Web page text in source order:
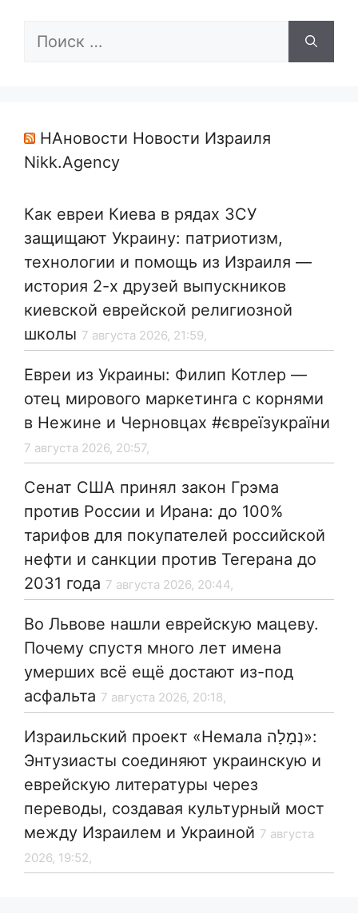
Поиск:
НАновости Новости Израиля
Nikk.Agency
Как евреи Киева в рядах ЗСУ
защищают Украину: патриотизм,
технологии и помощь из Израиля —
история 2-х друзей выпускников
киевской еврейской религиозной
школы 7 августа 2026, 21:59,
Евреи из Украины: Филип Котлер —
отец мирового маркетинга с корнями
в Нежине и Черновцах #євреїзукраїни
7 августа 2026, 20:57,
Сенат США принял закон Грэма
против России и Ирана: до 100%
тарифов для покупателей российской
нефти и санкции против Тегерана до
2031 года 7 августа 2026, 20:44,
Во Львове нашли еврейскую мацеву.
Почему спустя много лет имена
умерших всё ещё достают из-под
асфальта 7 августа 2026, 20:18,
Израильский проект «Немала נְמָלָה»:
Энтузиасты соединяют украинскую и
еврейскую литературы через
переводы, создавая культурный мост
между Израилем и Украиной 7 августа
2026, 19:52,